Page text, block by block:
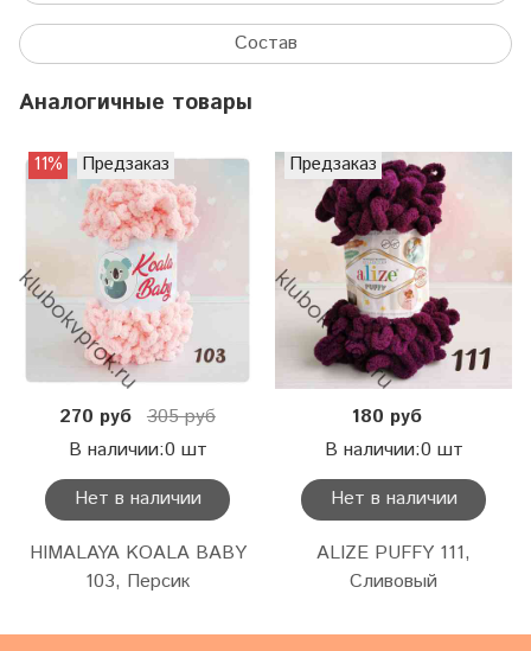
Состав
Аналогичные товары
11% Предзаказ
270 руб 305 руб
В наличии:0 шт
Нет в наличии
HIMALAYA KOALA BABY
103, Персик
Предзаказ
180 руб
В наличии:0 шт
Нет в наличии
ALIZE PUFFY 111,
Сливовый